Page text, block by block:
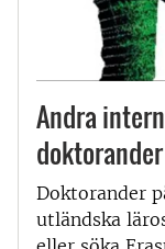
Andra
Doktorander
utländska